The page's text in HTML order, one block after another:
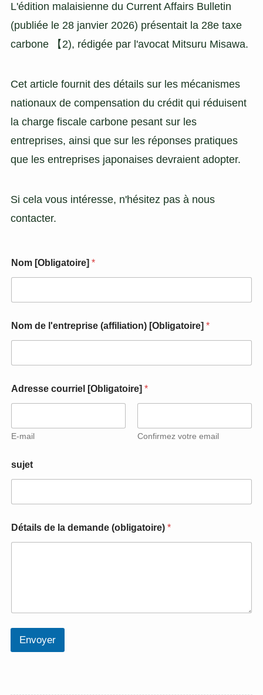
L'édition malaisienne du Current Affairs Bulletin
(publiée le 28 janvier 2026) présentait la 28e taxe
carbone 【2), rédigée par l'avocat Mitsuru Misawa.
Cet article fournit des détails sur les mécanismes
nationaux de compensation du crédit qui réduisent
la charge fiscale carbone pesant sur les
entreprises, ainsi que sur les réponses pratiques
que les entreprises japonaises devraient adopter.
Si cela vous intéresse, n'hésitez pas à nous
contacter.
Nom [Obligatoire] *
Nom de l'entreprise (affiliation) [Obligatoire] *
e
A
r
e
e
l
Adresse courriel [Obligatoire] *
E-mail Confirmez votre email
sujet
Détails de la demande (obligatoire) *
Envoyer